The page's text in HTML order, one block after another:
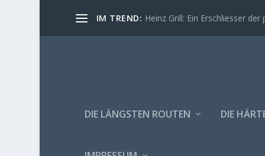
IM TREND: Heinz Grill: Ein Erschliesser der
DIE LÄNGSTEN ROUTEN DIE